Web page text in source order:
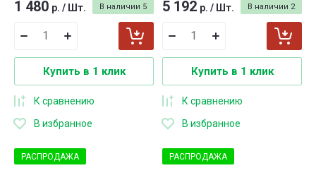
В наличии 5
1 480 р. / Шт.
Купить в 1 клик
К сравнению
В избранное
В наличии 2
5 192 р. / Шт.
Купить в 1 клик
К сравнению
В избранное
РАСПРОДАЖА РАСПРОДАЖА